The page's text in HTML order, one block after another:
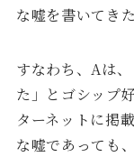
な嘘を書いてき
すなわち、Aは
た」とゴシップ
ターネットに掲
な嘘であっても